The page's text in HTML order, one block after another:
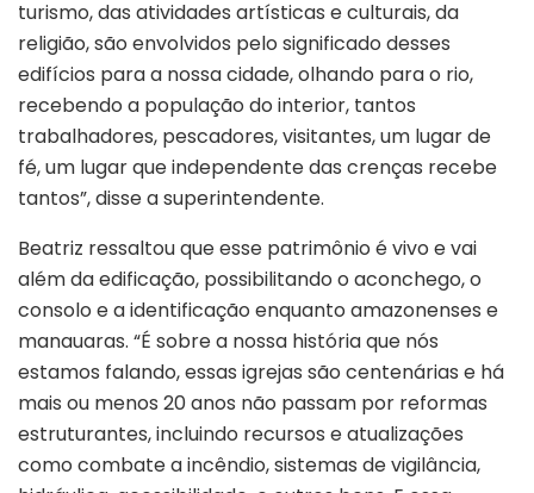
turismo, das atividades artísticas e culturais, da
religião, são envolvidos pelo significado desses
edifícios para a nossa cidade, olhando para o rio,
recebendo a população do interior, tantos
trabalhadores, pescadores, visitantes, um lugar de
fé, um lugar que independente das crenças recebe
tantos”, disse a superintendente.
Beatriz ressaltou que esse patrimônio é vivo e vai
além da edificação, possibilitando o aconchego, o
consolo e a identificação enquanto amazonenses e
manauaras. “É sobre a nossa história que nós
estamos falando, essas igrejas são centenárias e há
mais ou menos 20 anos não passam por reformas
estruturantes, incluindo recursos e atualizações
como combate a incêndio, sistemas de vigilância,